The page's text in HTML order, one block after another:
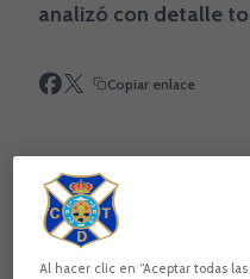
analizó con detalle
Copiar enlace
Al hacer clic en “Aceptar todas